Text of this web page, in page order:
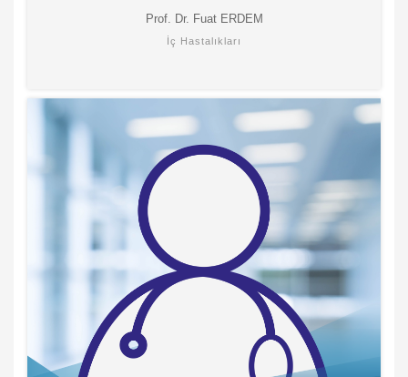
Prof. Dr. Fuat ERDEM
İç Hastalıkları